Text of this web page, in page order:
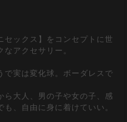
ックス】をコンセプトに世
アクセサリー。
で実は変化球。ボーダレスで
ら大人、男の子や女の子、感
、自由に身に着けていい。